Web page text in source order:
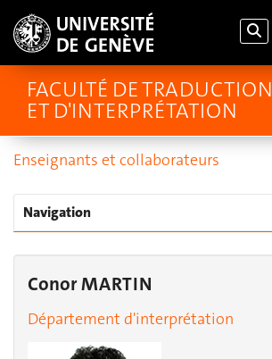
FACULTÉ DE TRADUCTION
ET D'INTERPRÉTATION
Enseignants et collaborateurs
Navigation